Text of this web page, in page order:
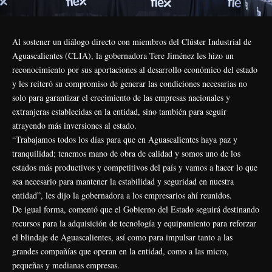
Al sostener un diálogo directo con miembros del Clúster Industrial de
Aguascalientes (CLIA), la gobernadora Tere Jiménez les hizo un
reconocimiento por sus aportaciones al desarrollo económico del estado
y les reiteró su compromiso de generar las condiciones necesarias no
solo para garantizar el crecimiento de las empresas nacionales y
extranjeras establecidas en la entidad, sino también para seguir
atrayendo más inversiones al estado.
“Trabajamos todos los días para que en Aguascalientes haya paz y
tranquilidad; tenemos mano de obra de calidad y somos uno de los
estados más productivos y competitivos del país y vamos a hacer lo que
sea necesario para mantener la estabilidad y seguridad en nuestra
entidad”, les dijo la gobernadora a los empresarios ahí reunidos.
De igual forma, comentó que el Gobierno del Estado seguirá destinando
recursos para la adquisición de tecnología y equipamiento para reforzar
el blindaje de Aguascalientes, así como para impulsar tanto a las
grandes compañías que operan en la entidad, como a las micro,
pequeñas y medianas empresas.